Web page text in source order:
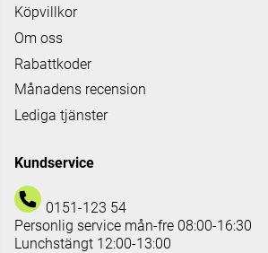
Köpvillkor
Om oss
Rabattkoder
Månadens recension
Lediga tjänster
Kundservice
0151-123 54
Personlig service mån-fre 08:00-16:30
Lunchstängt 12:00-13:00